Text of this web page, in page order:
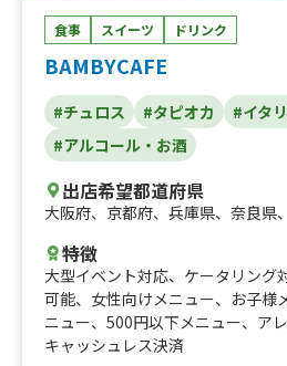
食事 スイーツ ドリンク
BAMBYCAFE
#チュロス #タピオカ #イタ
#アルコール・お酒
出店希望都道府県
大阪府、 京都府、 兵庫県、 奈良県、
特徴
大型イベント対応、 ケータリング
可能、 女性向けメニュー、 お子様
ニュー、 500円以下メニュー、 ア
キャッシュレス決済